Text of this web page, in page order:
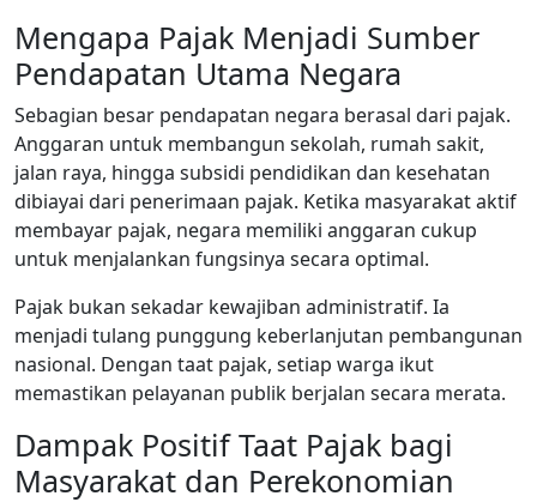
Mengapa Pajak Menjadi Sumber
Pendapatan Utama Negara
Sebagian besar pendapatan negara berasal dari pajak.
Anggaran untuk membangun sekolah, rumah sakit,
jalan raya, hingga subsidi pendidikan dan kesehatan
dibiayai dari penerimaan pajak. Ketika masyarakat aktif
membayar pajak, negara memiliki anggaran cukup
untuk menjalankan fungsinya secara optimal.
Pajak bukan sekadar kewajiban administratif. Ia
menjadi tulang punggung keberlanjutan pembangunan
nasional. Dengan taat pajak, setiap warga ikut
memastikan pelayanan publik berjalan secara merata.
Dampak Positif Taat Pajak bagi
Masyarakat dan Perekonomian